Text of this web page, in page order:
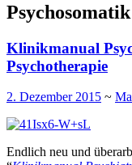
Klinikmanual
Psychotherapie
2. Dezember 2015 ~
Endlich neu und